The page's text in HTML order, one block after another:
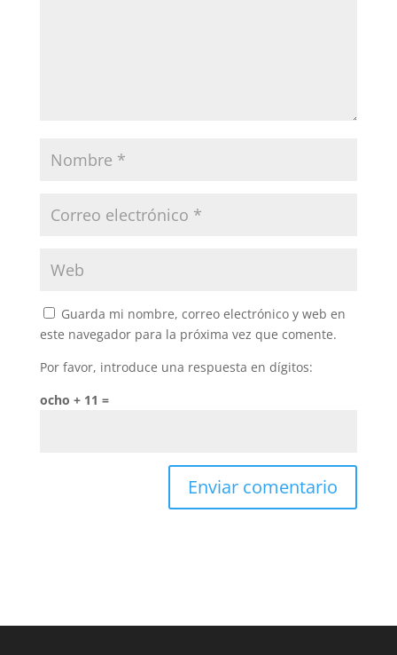
Guarda mi nombre, correo electrónico y web en
este navegador para la próxima vez que comente.
Por favor, introduce una respuesta en dígitos:
ocho + 11 =